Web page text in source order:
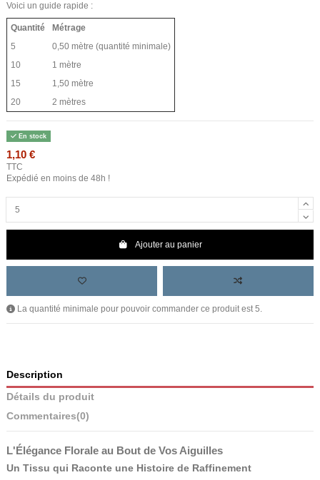
Voici un guide rapide :
Quantité
Métrage
5
0,50 mètre (quantité minimale)
10
1 mètre
15
1,50 mètre
20
2 mètres
En stock
1,10 €
TTC
Expédié en moins de 48h !
Ajouter au panier
La quantité minimale pour pouvoir commander ce produit est 5.
Description
Détails du produit
Commentaires(0)
L'Élégance Florale au Bout de Vos Aiguilles
Un Tissu qui Raconte une Histoire de Raffinement